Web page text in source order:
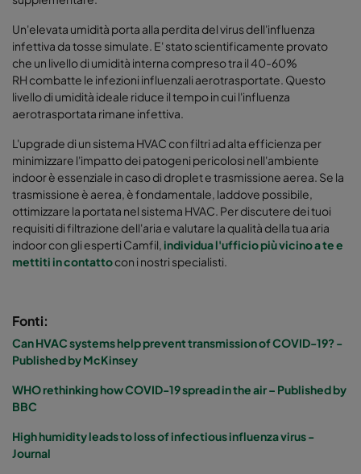
Un'elevata umidità porta alla perdita del virus dell'influenza
infettiva da tosse simulate. E' stato scientificamente provato
che un livello di umidità interna compreso tra il 40-60%
RH combatte le infezioni influenzali aerotrasportate. Questo
livello di umidità ideale riduce il tempo in cui l'influenza
aerotrasportata rimane infettiva.
L'upgrade di un sistema HVAC con filtri ad alta efficienza per
minimizzare l'impatto dei patogeni pericolosi nell'ambiente
indoor è essenziale in caso di droplet e trasmissione aerea. Se la
trasmissione è aerea, è fondamentale, laddove possibile,
ottimizzare la portata nel sistema HVAC. Per discutere dei tuoi
requisiti di filtrazione dell'aria e valutare la qualità della tua aria
indoor con gli esperti Camfil, individua l'ufficio più vicino a te e
mettiti in contattocon i nostri specialisti.
Fonti:
Can HVAC systems help prevent transmission of COVID-19? -
Published by McKinsey
WHO rethinking how COVID-19 spread in the air – Published by
BBC
High humidity leads to loss of infectious influenza virus -
Journal